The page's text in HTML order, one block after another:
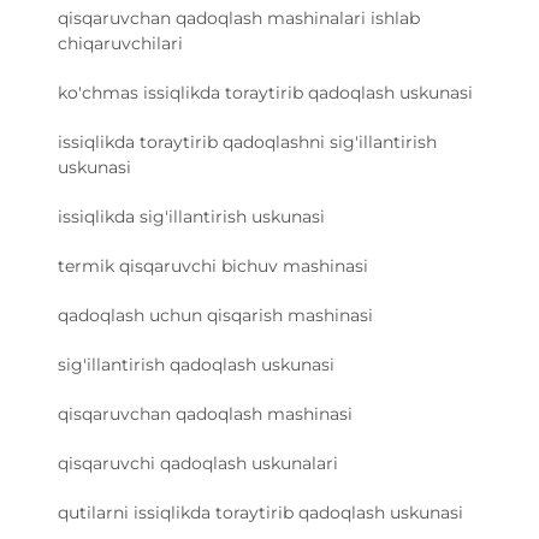
qisqaruvchan qadoqlash mashinalari ishlab
chiqaruvchilari
ko'chmas issiqlikda toraytirib qadoqlash uskunasi
issiqlikda toraytirib qadoqlashni sig'illantirish
uskunasi
issiqlikda sig'illantirish uskunasi
termik qisqaruvchi bichuv mashinasi
qadoqlash uchun qisqarish mashinasi
sig'illantirish qadoqlash uskunasi
qisqaruvchan qadoqlash mashinasi
qisqaruvchi qadoqlash uskunalari
qutilarni issiqlikda toraytirib qadoqlash uskunasi